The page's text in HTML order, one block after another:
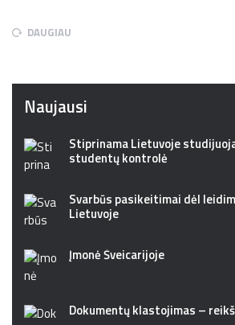
DAUGIAU
Naujausi
Stiprinama Lietuvoje
studentų kontrolė
Svarbūs pasikeitimai dėl
Lietuvoje
Įmonė Šveicarijoje
Dokumentų klastojimas –